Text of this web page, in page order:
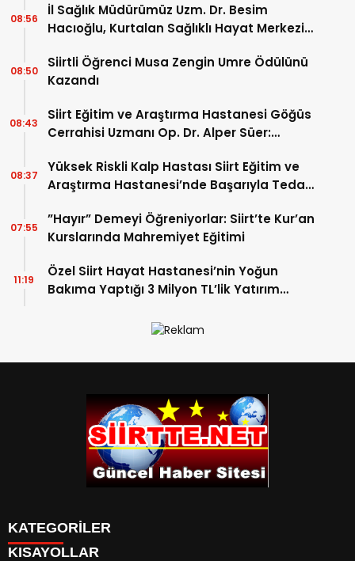
İl Sağlık Müdürümüz Uzm. Dr. Besim
Hacıoğlu, Kurtalan Sağlıklı Hayat Merkezini
08:56
Siirtli Öğrenci Musa Zengin Umre Ödülünü
Kazandı
08:50
Siirt Eğitim ve Araştırma Hastanesi Göğüs
Cerrahisi Uzmanı Op. Dr. Alper Süer:
Anlamına Gelmez”
08:43
Yüksek Riskli Kalp Hastası Siirt Eğitim ve
Araştırma Hastanesi’nde Başarıyla Tedavi
08:37
”Hayır” Demeyi Öğreniyorlar: Siirt’te Kur’an
Kurslarında Mahremiyet Eğitimi
07:55
Özel Siirt Hayat Hastanesi’nin Yoğun
Bakıma Yaptığı 3 Milyon TL’lik Yatırım
11:19
KATEGORİLER
KISAYOLLAR